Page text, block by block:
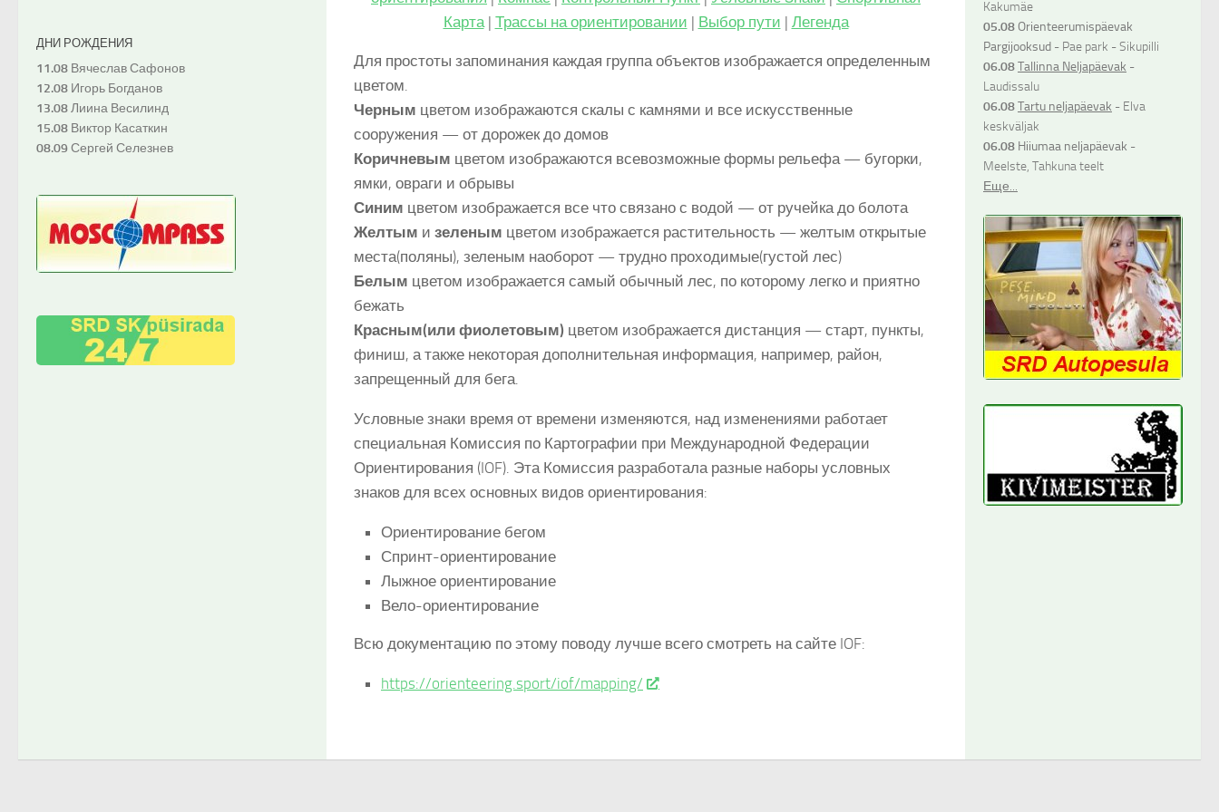
Карта| Трассы на ориентировании | Выбор пути | Легенда
Для простоты запоминания каждая группа объектов изображается определенным
цветом.
Черным цветом изображаются скалы с камнями и все искусственные
сооружения — от дорожек до домов
Коричневым цветом изображаются всевозможные формы рельефа — бугорки,
ямки, овраги и обрывы
Синим цветом изображается все что связано с водой — от ручейка до болота
Желтым и зеленым цветом изображается растительность — желтым открытые
места(поляны), зеленым наоборот — трудно проходимые(густой лес)
Белым цветом изображается самый обычный лес, по которому легко и приятно
бежать
Красным(или фиолетовым) цветом изображается дистанция — старт, пункты,
финиш, а также некоторая дополнительная информация, например, район,
запрещенный для бега.
Условные знаки время от времени изменяются, над изменениями работает
специальная Комиссия по Картографии при Международной Федерации
Ориентирования (IOF). Эта Комиссия разработала разные наборы условных
знаков для всех основных видов ориентирования:
Ориентирование бегом
Спринт-ориентирование
Лыжное ориентирование
Вело-ориентирование
Всю документацию по этому поводу лучше всего смотреть на сайте IOF:
https://orienteering.sport/iof/mapping/
ДНИ РОЖДЕНИЯ
11.08 Вячеслав Сафонов
12.08 Игорь Богданов
13.08Лиина Весилинд
15.08 Виктор Касаткин
08.09Сергей Селезнев
Kakumäe
05.08 Orienteerumispäevak
Pargijooksud - Pae park - Sikupilli
06.08Tallinna Neljapäevak -
Laudissalu
06.08Tartu neljapäevak - Elva
keskväljak
06.08 Hiiumaa neljapäevak -
Meelste, Tahkuna teelt
Еще...